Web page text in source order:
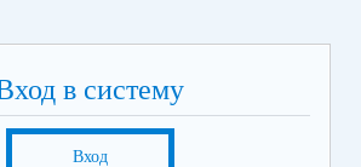
в систему
Вход